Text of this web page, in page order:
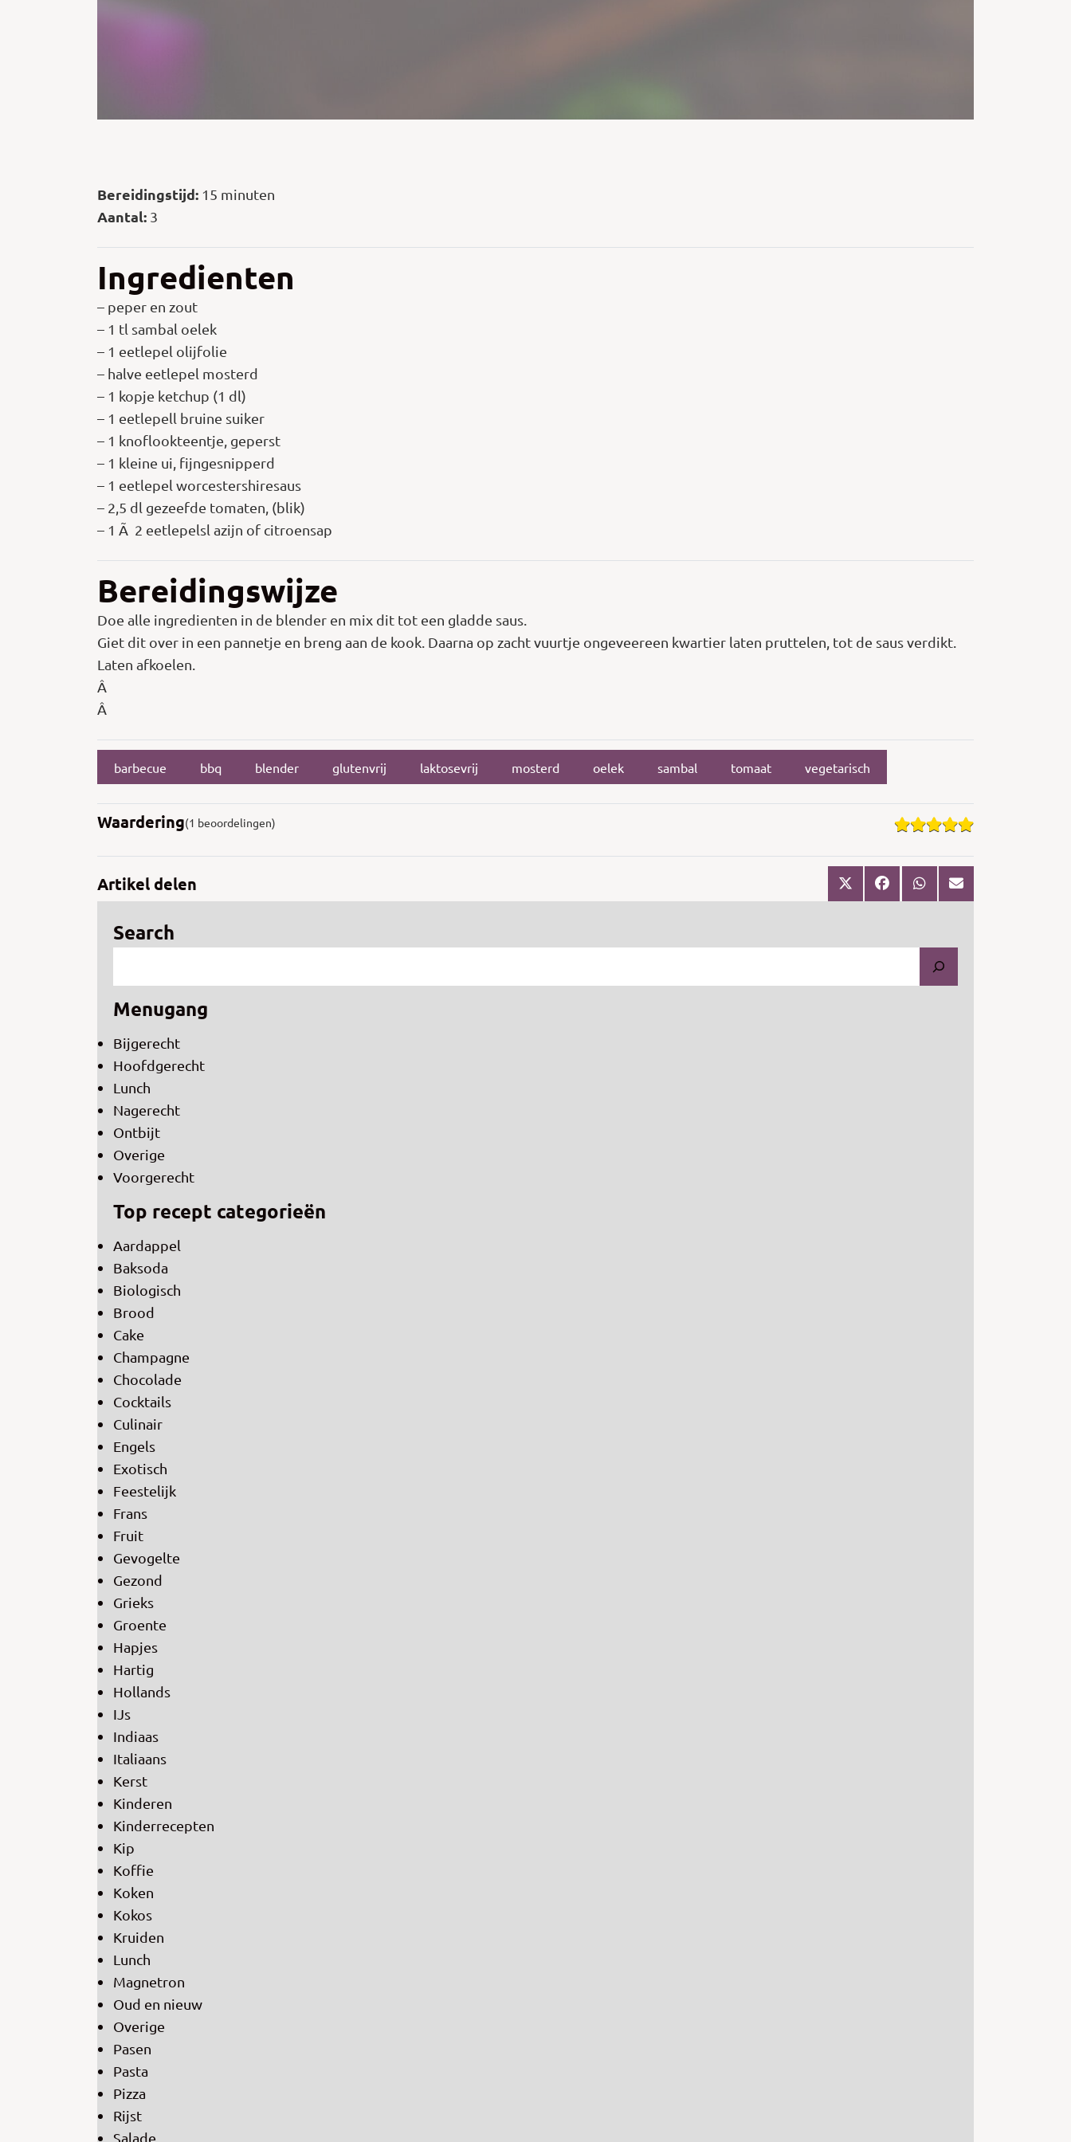
Bereidingstijd: 15 minuten
Aantal: 3
Ingredienten
– peper en zout
– 1 tl sambal oelek
– 1 eetlepel olijfolie
– halve eetlepel mosterd
– 1 kopje ketchup (1 dl)
– 1 eetlepell bruine suiker
– 1 knoflookteentje, geperst
– 1 kleine ui, fijngesnipperd
– 1 eetlepel worcestershiresaus
– 2,5 dl gezeefde tomaten, (blik)
– 1 Ã 2 eetlepelsl azijn of citroensap
Bereidingswijze
Doe alle ingredienten in de blender en mix dit tot een gladde saus.
Giet dit over in een pannetje en breng aan de kook. Daarna op zacht vuurtje ongeveereen kwartier laten pruttelen, tot de saus verdikt.
Laten afkoelen.
Â
Â
barbecue bbq blender glutenvrij laktosevrij mosterd oelek sambal tomaat vegetarisch
Waardering(1 beoordelingen)
Artikel delen
Search
Menugang
Bijgerecht
Hoofdgerecht
Lunch
Nagerecht
Ontbijt
Overige
Voorgerecht
Top recept categorieën
Aardappel
Baksoda
Biologisch
Brood
Cake
Champagne
Chocolade
Cocktails
Culinair
Engels
Exotisch
Feestelijk
Frans
Fruit
Gevogelte
Gezond
Grieks
Groente
Hapjes
Hartig
Hollands
IJs
Indiaas
Italiaans
Kerst
Kinderen
Kinderrecepten
Kip
Koffie
Koken
Kokos
Kruiden
Lunch
Magnetron
Oud en nieuw
Overige
Pasen
Pasta
Pizza
Rijst
Salade